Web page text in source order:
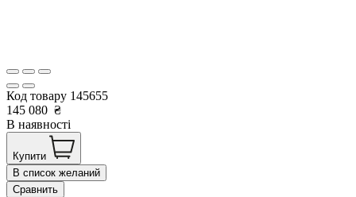
Код товару 145655
145 080 ₴
В наявності
Купити
В список желаний
Сравнить